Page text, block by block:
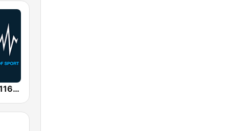
SEN Sports 1116 AM